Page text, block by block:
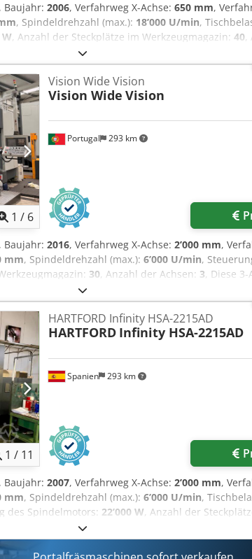
, Baujahr: 2006, Verfahrweg X-Achse: 650 mm,
, Spindeldrehzahl (max.): 18’000 U/min,
W, Anzahl der Steckplätze im Werkzeugmagazin: 40,
vom Typ Huron K2X 8 Five wurde im Jahr
Verfahrweg von 2.000 mm in der X-Achse,
Die Maschine verfügt über einen robusten
einer maximalen Tischbelastung von 4.000 kg.
sind, sollten Sie die von uns zum Verkauf
Sie uns für weitere Details. Csdpfxozd Epij
±110° • Drehtischachse (C): stufenlos um 360° •
• Kühlmittelzufuhr durch die Spindel
1 / 6
Portugal 293 km
Vision Wide Vision
Vision Wide Vision
, Baujahr: 2016, Verfahrweg X-Achse: 2’000 mm,
mm, Spindeldrehzahl (max.): 6’000 U/min,
30, Anzahl der Achsen: 3, Diese 3-
wurde im Jahr 2016 hergestellt. Sie verfügt über
mm in der X-Achse, 1.530 mm in der Y-Achse
von 2.000 × 1.530 mm eignet sie
Suche nach hochwertigen Fräsleistungen sind,
„Vision Wide Vision“ in Betracht
• Moderne Maschine (Baujahr 2016),
in Fertigungslinien • Großer Arbeitsbereich,
Luft- und Raumfahrt, Maschinenbau) Crjdezqc A
50
1 / 11
Spanien 293 km
HARTFORD Infinity HSA-2215AD
HARTFORD Infinity HSA-2215AD
, Baujahr: 2007, Verfahrweg X-Achse: 2’000 mm,
mm, Spindeldrehzahl (max.): 6’000 U/min,
des Spindelmotors: 22’000 W, Anzahl der
, Diese 3-Achsen-Portalfräsmaschine vom Typ
hergestellt. Sie verfügt über einen
in der Y-Achse und 780 mm in der Z-Achse. Die